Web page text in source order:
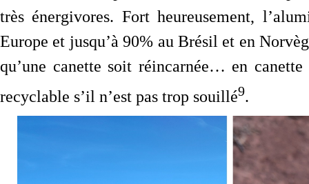
très énergivores. Fort heureusement,
Europe et jusqu’à 90% au Brésil et en
qu’une canette soit réincarnée… en
recyclable s’il n’est pas trop souillé9.